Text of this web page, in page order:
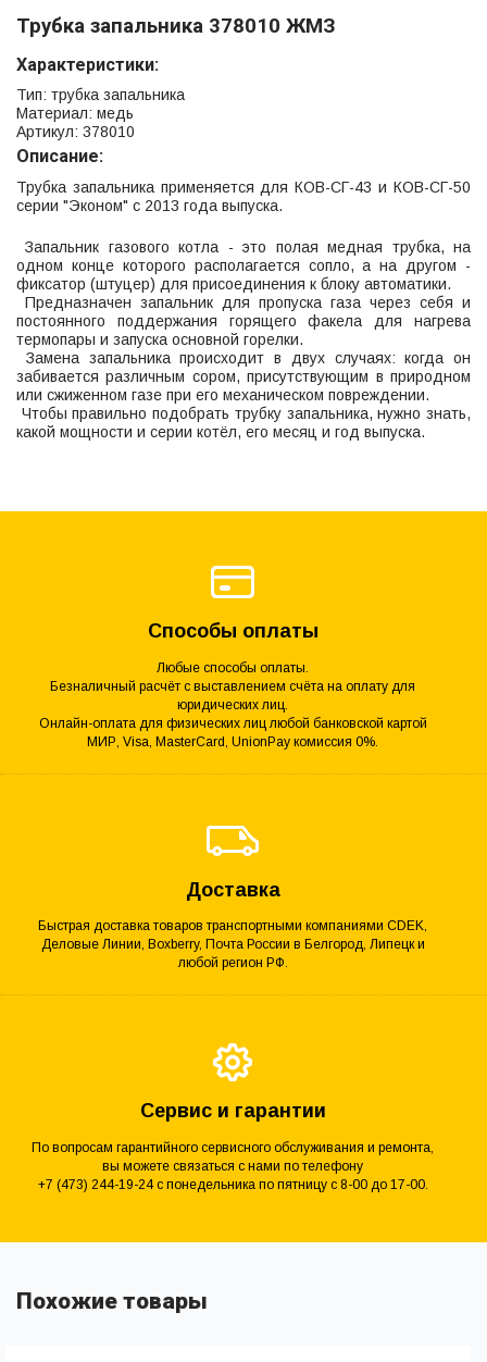
Трубка запальника 378010 ЖМЗ
Характеристики:
Тип: трубка запальника
Материал: медь
Артикул: 378010
Описание:
Трубка запальника применяется для КОВ-СГ-43 и КОВ-СГ-50
серии "Эконом" с 2013 года выпуска.
Запальник газового котла - это полая медная трубка, на
одном конце которого располагается сопло, а на другом -
фиксатор (штуцер) для присоединения к блоку автоматики.
Предназначен запальник для пропуска газа через себя и
постоянного поддержания горящего факела для нагрева
термопары и запуска основной горелки.
Замена запальника происходит в двух случаях: когда он
забивается различным сором, присутствующим в природном
или сжиженном газе при его механическом повреждении.
Чтобы правильно подобрать трубку запальника, нужно знать,
какой мощности и серии котёл, его месяц и год выпуска.
Способы оплаты
Любые способы оплаты.
Безналичный расчёт с выставлением счёта на оплату для
юридических лиц.
Онлайн-оплата для физических лиц любой банковской картой
МИР, Visa, MasterCard, UnionPay комиссия 0%.
Доставка
Быстрая доставка товаров транспортными компаниями CDEK,
Деловые Линии, Boxberry, Почта России в Белгород, Липецк и
любой регион РФ.
Сервис и гарантии
По вопросам гарантийного сервисного обслуживания и ремонта,
вы можете связаться с нами по телефону
+7 (473) 244-19-24 с понедельника по пятницу с 8-00 до 17-00.
Похожие товары